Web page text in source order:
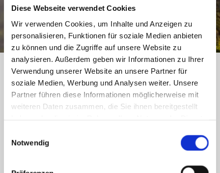
Diese Webseite verwendet Cookies
Wir verwenden Cookies, um Inhalte und Anzeigen zu
personalisieren, Funktionen für soziale Medien anbieten
zu können und die Zugriffe auf unsere Website zu
analysieren. Außerdem geben wir Informationen zu Ihrer
Verwendung unserer Website an unsere Partner für
soziale Medien, Werbung und Analysen weiter. Unsere
Partner führen diese Informationen möglicherweise mit
weiteren Daten zusammen, die Sie ihnen bereitgestellt
Notwendig
Kundenstimmen – Dominik Blank
Hörakustik
Hörakustikmeister & Pädakustiker in Dornburg-